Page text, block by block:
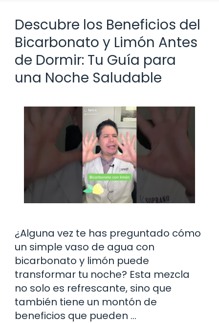
Descubre los Beneficios del
Bicarbonato y Limón Antes
de Dormir: Tu Guía para
una Noche Saludable
¿Alguna vez te has preguntado cómo
un simple vaso de agua con
bicarbonato y limón puede
transformar tu noche? Esta mezcla
no solo es refrescante, sino que
también tiene un montón de
beneficios que pueden …